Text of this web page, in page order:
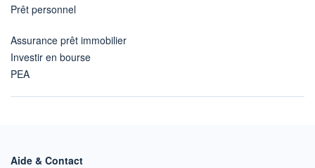
Prêt personnel
Assurance prêt immobilier
Investir en bourse
PEA
Aide & Contact